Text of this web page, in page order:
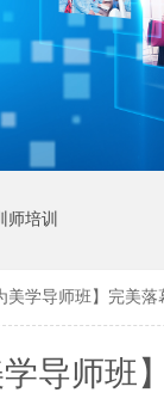
师培训
美学导师班】完美落
导师班